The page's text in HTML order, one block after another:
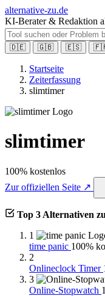
alternative-zu.de
KI-Berater & Redaktion
🇩🇪
🇬🇧 🇪🇸
Startseite
Zeiterfassung
slimtimer
slimtimer
100% kostenlos
Zur offiziellen Seite ↗
Top 3 Alternativen
1
time panic 100%
2
Onlineclock Timer
3
Online-Stopwatch